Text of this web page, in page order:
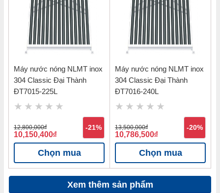
Máy nước nóng NLMT inox
304 Classic Đại Thành
ĐT7015-225L
12,800,000đ
10,150,400đ
-21%
Chọn mua
Máy nước nóng NLMT inox
304 Classic Đại Thành
ĐT7016-240L
13,500,000đ
10,786,500đ
-20%
Chọn mua
Xem thêm sản phẩm